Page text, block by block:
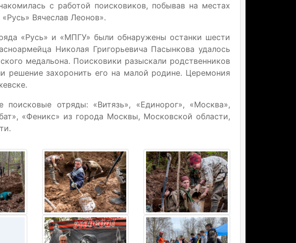
с работой поисковиков, побывав на местах
Вячеслав Леонов».
«Русь» и «МПГУ» были обнаружены останки шести
Николая Григорьевича Пасынкова удалось
медальона. Поисковики разыскали родственников
решение захоронить его на малой родине. Церемония
поисковые отряды: «Витязь», «Единорог», «Москва»,
«Феникс» из города Москвы, Московской области,